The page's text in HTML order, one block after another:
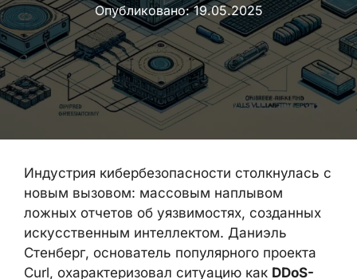
Опубликовано:19.05.2025
Индустрия кибербезопасности столкнулась с
новым вызовом: массовым наплывом
ложных отчетов об уязвимостях, созданных
искусственным интеллектом. Даниэль
Стенберг, основатель популярного проекта
Curl, охарактеризовал ситуацию как DDoS-